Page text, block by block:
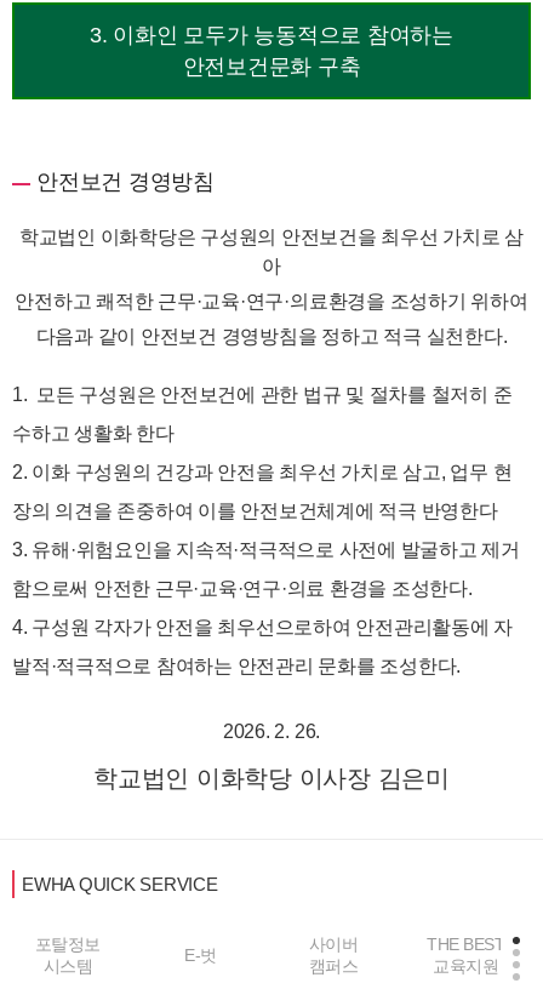
3. 이화인 모두가 능동적으로 참여하는
안전보건문화 구축
안전보건 경영방침
학교법인 이화학당은 구성원의 안전보건을 최우선 가치로 삼
아
안전하고 쾌적한 근무·교육·연구·의료환경을 조성하기 위하여
다음과 같이 안전보건 경영방침을 정하고 적극 실천한다.
1. 모든 구성원은 안전보건에 관한 법규 및 절차를 철저히 준
수하고 생활화 한다
2. 이화 구성원의 건강과 안전을 최우선 가치로 삼고, 업무 현
장의 의견을 존중하여 이를 안전보건체계에 적극 반영한다
3. 유해·위험요인을 지속적·적극적으로 사전에 발굴하고 제거
함으로써 안전한 근무·교육·연구·의료 환경을 조성한다.
4. 구성원 각자가 안전을 최우선으로하여 안전관리활동에 자
발적·적극적으로 참여하는 안전관리 문화를 조성한다.
2026. 2. 26.
학교법인 이화학당 이사장 김은미
EWHA QUICK SERVICE
포탈정보
시스템
E-벗
사이버
캠퍼스
THE BEST
교육지원